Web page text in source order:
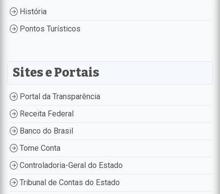
História
Pontos Turísticos
Sites e Portais
Portal da Transparência
Receita Federal
Banco do Brasil
Tome Conta
Controladoria-Geral do Estado
Tribunal de Contas do Estado